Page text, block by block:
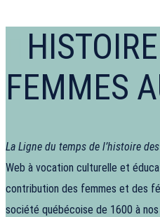
FEMMES
La Ligne du temps de l’histoire
Web à vocation culturelle et
contribution des femmes et des
société québécoise de 1600 à nos